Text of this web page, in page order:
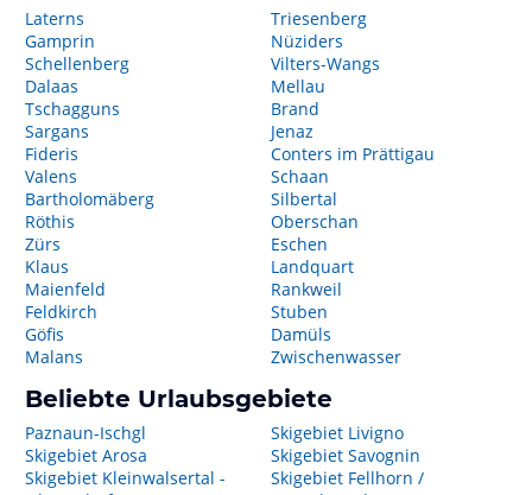
Laterns
Gamprin
Schellenberg
Dalaas
Tschagguns
Sargans
Fideris
Valens
Bartholomäberg
Röthis
Zürs
Klaus
Maienfeld
Feldkirch
Göfis
Malans
Triesenberg
Nüziders
Vilters-Wangs
Mellau
Brand
Jenaz
Conters im Prättigau
Schaan
Silbertal
Oberschan
Eschen
Landquart
Rankweil
Stuben
Damüls
Zwischenwasser
Beliebte Urlaubsgebiete
Paznaun-Ischgl
Skigebiet Arosa
Skigebiet Kleinwalsertal -
Skigebiet Livigno
Skigebiet Savognin
Skigebiet Fellhorn /